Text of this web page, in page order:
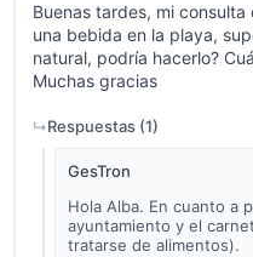
Buenas tardes, mi
una bebida en la playa,
natural, podría hacerlo?
Muchas gracias
Respuestas (1)
GesTron
Hola Alba. En cuanto a
ayuntamiento y el
tratarse de alimentos).